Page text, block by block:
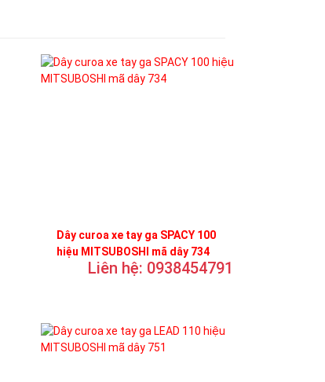
Dây curoa xe tay ga SPACY 100
hiệu MITSUBOSHI mã dây 734
Liên hệ: 0938454791